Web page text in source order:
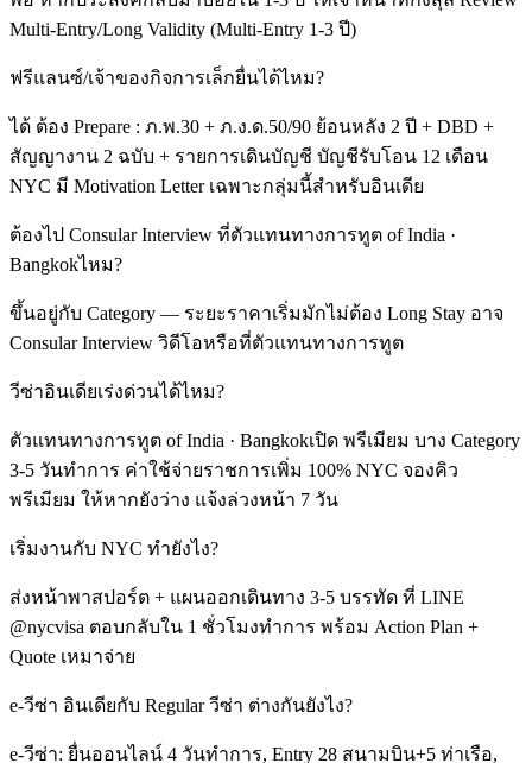
Multi-Entry/Long Validity (Multi-Entry 1-3 ปี)
ฟรีแลนซ์/เจ้าของกิจการเล็กยื่นได้ไหม?
ได้ ต้อง Prepare : ภ.พ.30 + ภ.ง.ด.50/90 ย้อนหลัง 2 ปี + DBD +
สัญญางาน 2 ฉบับ + รายการเดินบัญชี บัญชีรับโอน 12 เดือน
NYC มี Motivation Letter เฉพาะกลุ่มนี้สำหรับอินเดีย
ต้องไป Consular Interview ที่ตัวแทนทางการทูต of India ·
Bangkokไหม?
ขึ้นอยู่กับ Category — ระยะราคาเริ่มมักไม่ต้อง Long Stay อาจ
Consular Interview วิดีโอหรือที่ตัวแทนทางการทูต
วีซ่าอินเดียเร่งด่วนได้ไหม?
ตัวแทนทางการทูต of India · Bangkokเปิด พรีเมียม บาง Category
3-5 วันทำการ ค่าใช้จ่ายราชการเพิ่ม 100% NYC จองคิว
พรีเมียม ให้หากยังว่าง แจ้งล่วงหน้า 7 วัน
เริ่มงานกับ NYC ทำยังไง?
ส่งหน้าพาสปอร์ต + แผนออกเดินทาง 3-5 บรรทัด ที่ LINE
@nycvisa ตอบกลับใน 1 ชั่วโมงทำการ พร้อม Action Plan +
Quote เหมาจ่าย
e-วีซ่า อินเดียกับ Regular วีซ่า ต่างกันยังไง?
e-วีซ่า: ยื่นออนไลน์ 4 วันทำการ, Entry 28 สนามบิน+5 ท่าเรือ,